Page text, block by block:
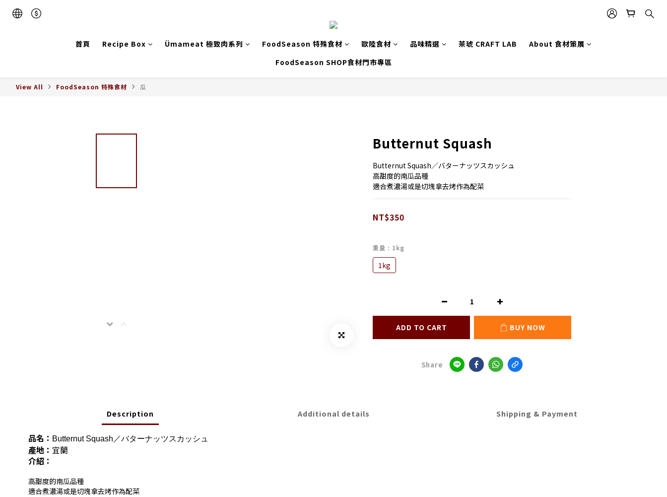
首頁 Recipe Box Ümameat 極致肉系列 FoodSeason 特殊食材 歐陸食材 品味精選 茶琥 CRAFT LAB
About 食材策展
FoodSeason SHOP食材門市專區
View All FoodSeason 特殊食材 瓜
Butternut Squash
Butternut Squash／バターナッツスカッシュ
高甜度的南瓜品種
適合煮濃湯或是切塊拿去烤作為配菜
NT$350
重量 : 1kg
1kg
ADD TO CART BUY NOW
Share
Description Additional details Shipping & Payment
品名： Butternut Squash／バターナッツスカッシュ
產地： 宜蘭
介紹：
高甜度的南瓜品種
適合煮濃湯或是切塊拿去烤作為配菜